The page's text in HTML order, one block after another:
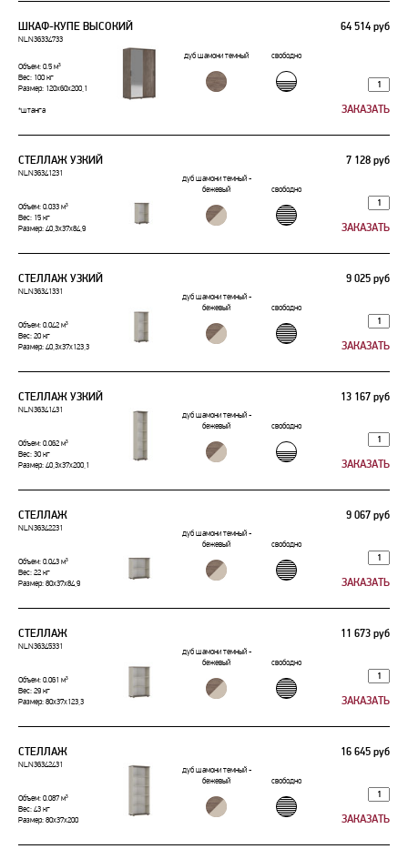
ШКАФ-КУПЕ ВЫСОКИЙ 64 514 руб
NLN36334733
дуб шамони темный
свободно
Объем: 0.5 м³
Вес: 100 кг
Размер: 120x60x200,1
*штанга
СТЕЛЛАЖ УЗКИЙ 7 128 руб
NLN36341231
дуб шамони темный -
бежевый
свободно
Объем: 0.033 м³
Вес: 15 кг
Размер: 40,3x37x84,9
СТЕЛЛАЖ УЗКИЙ 9 025 руб
NLN36341331
дуб шамони темный -
бежевый
свободно
Объем: 0.042 м³
Вес: 20 кг
Размер: 40,3x37x123,3
СТЕЛЛАЖ УЗКИЙ 13 167 руб
NLN36341431
дуб шамони темный -
бежевый
свободно
Объем: 0.062 м³
Вес: 30 кг
Размер: 40,3x37x200,1
СТЕЛЛАЖ 9 067 руб
NLN36342231
дуб шамони темный -
бежевый
свободно
Объем: 0.043 м³
Вес: 22 кг
Размер: 80x37x84,9
СТЕЛЛАЖ 11 673 руб
NLN36345331
дуб шамони темный -
бежевый
свободно
Объем: 0.061 м³
Вес: 29 кг
Размер: 80x37x123,3
СТЕЛЛАЖ 16 645 руб
NLN36342431
дуб шамони темный -
бежевый
свободно
Объем: 0.087 м³
Вес: 43 кг
Размер: 80x37x200